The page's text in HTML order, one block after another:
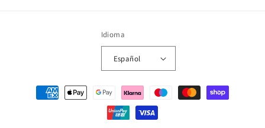
Idioma
Español
Formas de pago